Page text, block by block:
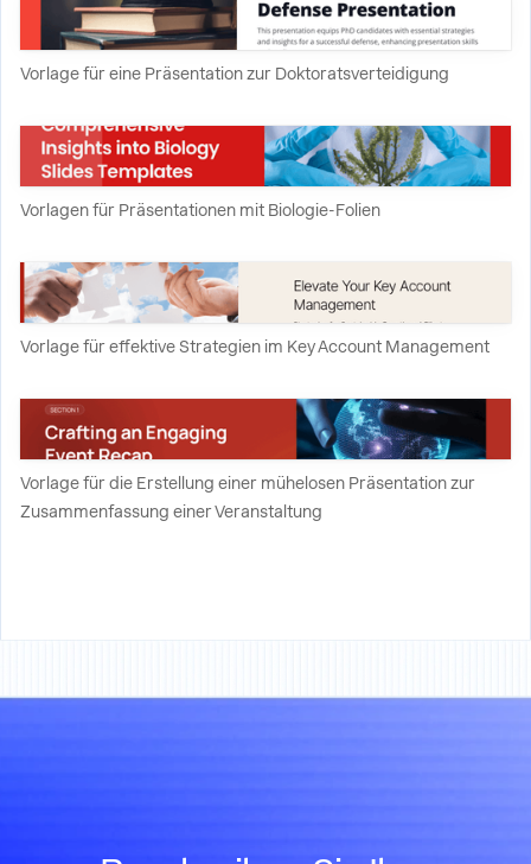
Vorlage für eine Präsentation zur Doktoratsverteidigung
Vorlagen für Präsentationen mit Biologie-Folien
Vorlage für effektive Strategien im Key Account Management
Vorlage für die Erstellung einer mühelosen Präsentation zur
Zusammenfassung einer Veranstaltung